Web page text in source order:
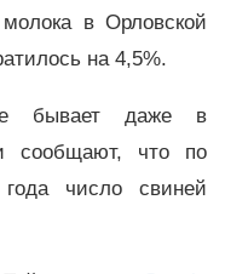
в Орловской
на 4,5%.
бывает даже в
сообщают, что по
число свиней